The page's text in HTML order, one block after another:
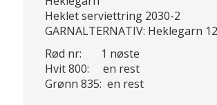
Heklet serviettring 2030-2
GARNALTERNATIV: Heklegarn
Rød nr: 1 nøste
Hvit 800: en rest
Grønn 835: en rest